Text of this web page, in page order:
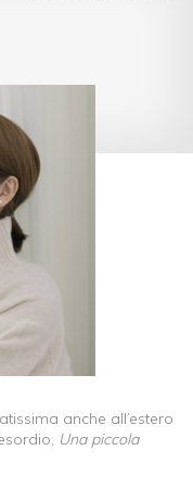
anche all’estero
Una piccola